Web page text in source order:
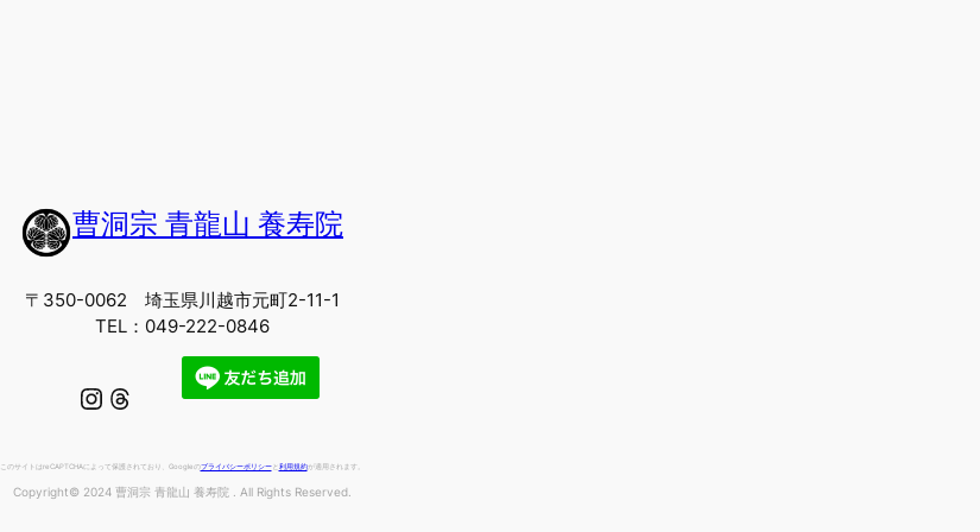
曹洞宗 青龍山 養寿院
〒350-0062 埼玉県川越市元町2-11-1
TEL：049-222-0846
Instagram Threads
このサイトはreCAPTCHAによって保護されており、Googleのプライバシーポリシーと 利用規約が適用されます。
Copyright© 2024 曹洞宗 青龍山 養寿院 . All Rights Reserved.